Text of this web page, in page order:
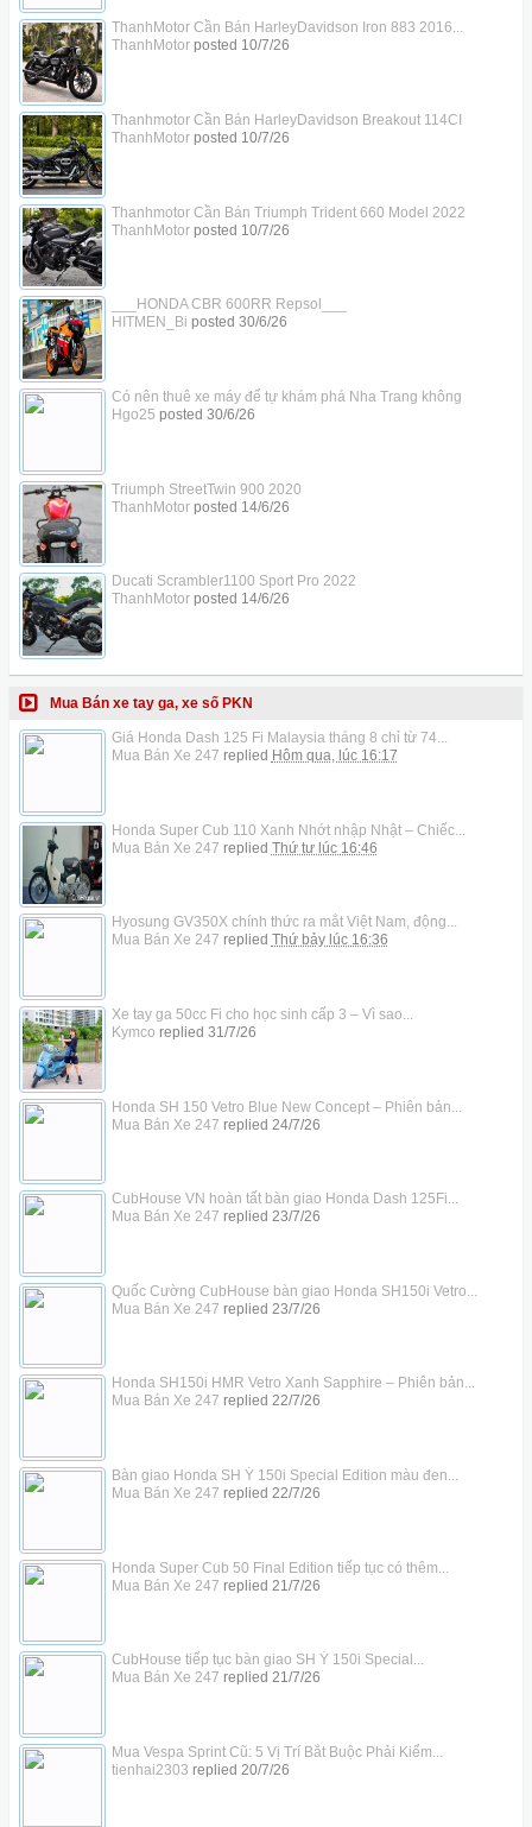
ThanhMotor Cần Bán HarleyDavidson Iron 883 2016...
ThanhMotorposted 10/7/26
Thanhmotor Cần Bán HarleyDavidson Breakout 114CI
ThanhMotorposted 10/7/26
Thanhmotor Cần Bán Triumph Trident 660 Model 2022
ThanhMotorposted 10/7/26
___HONDA CBR 600RR Repsol___
HITMEN_Bi posted 30/6/26
Có nên thuê xe máy để tự khám phá Nha Trang không
Hgo25 posted 30/6/26
Triumph StreetTwin 900 2020
ThanhMotorposted 14/6/26
Ducati Scrambler1100 Sport Pro 2022
ThanhMotorposted 14/6/26
Mua Bán xe tay ga, xe số PKN
Giá Honda Dash 125 Fi Malaysia tháng 8 chỉ từ 74...
Mua Bán Xe 247 replied Hôm qua, lúc 16:17
Honda Super Cub 110 Xanh Nhớt nhập Nhật – Chiếc...
Mua Bán Xe 247 replied Thứ tư lúc 16:46
Hyosung GV350X chính thức ra mắt Việt Nam, động...
Mua Bán Xe 247 replied Thứ bảy lúc 16:36
Xe tay ga 50cc Fi cho học sinh cấp 3 – Vì sao...
Kymco replied 31/7/26
Honda SH 150 Vetro Blue New Concept – Phiên bản...
Mua Bán Xe 247 replied 24/7/26
CubHouse VN hoàn tất bàn giao Honda Dash 125Fi...
Mua Bán Xe 247 replied 23/7/26
Quốc Cường CubHouse bàn giao Honda SH150i Vetro...
Mua Bán Xe 247 replied 23/7/26
Honda SH150i HMR Vetro Xanh Sapphire – Phiên bản...
Mua Bán Xe 247 replied 22/7/26
Bàn giao Honda SH Ý 150i Special Edition màu đen...
Mua Bán Xe 247 replied 22/7/26
Honda Super Cub 50 Final Edition tiếp tục có thêm...
Mua Bán Xe 247 replied 21/7/26
CubHouse tiếp tục bàn giao SH Ý 150i Special...
Mua Bán Xe 247 replied 21/7/26
Mua Vespa Sprint Cũ: 5 Vị Trí Bắt Buộc Phải Kiểm...
tienhai2303 replied 20/7/26